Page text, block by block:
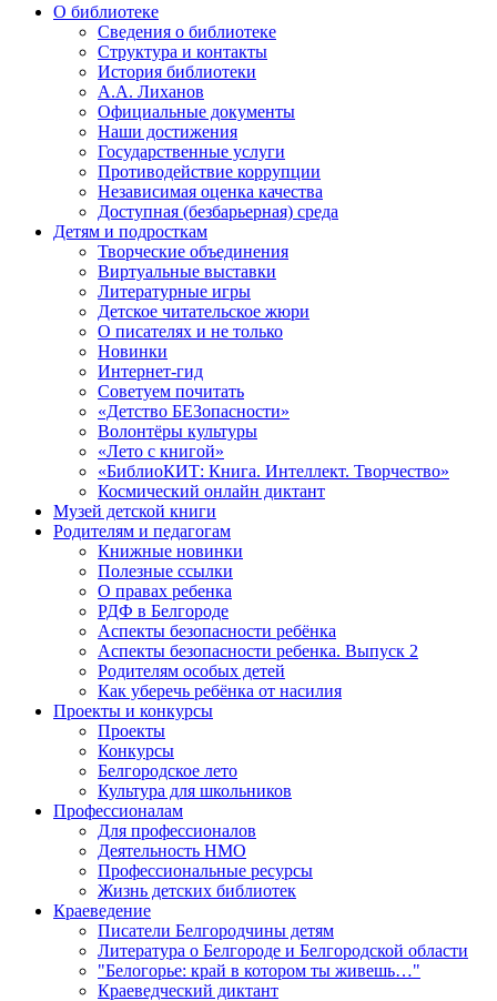
О библиотеке
Сведения о библиотеке
Структура и контакты
История библиотеки
А.А. Лиханов
Официальные документы
Наши достижения
Государственные услуги
Противодействие коррупции
Независимая оценка качества
Доступная (безбарьерная) среда
Детям и подросткам
Творческие объединения
Виртуальные выставки
Литературные игры
Детское читательское жюри
О писателях и не только
Новинки
Интернет-гид
Советуем почитать
«Детство БЕЗопасности»
Волонтёры культуры
«Лето с книгой»
«БиблиоКИТ: Книга. Интеллект. Творчество»
Космический онлайн диктант
Музей детской книги
Родителям и педагогам
Книжные новинки
Полезные ссылки
О правах ребенка
РДФ в Белгороде
Аспекты безопасности ребёнка
Аспекты безопасности ребенка. Выпуск 2
Родителям особых детей
Как уберечь ребёнка от насилия
Проекты и конкурсы
Проекты
Конкурсы
Белгородское лето
Культура для школьников
Профессионалам
Для профессионалов
Деятельность НМО
Профессиональные ресурсы
Жизнь детских библиотек
Краеведение
Писатели Белгородчины детям
Литература о Белгороде и Белгородской области
"Белогорье: край в котором ты живешь…"
Краеведческий диктант